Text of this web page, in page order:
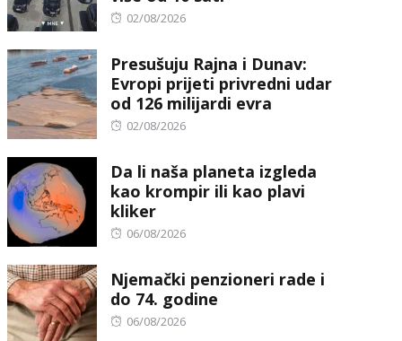
Posted
02/08/2026
Presušuju Rajna i Dunav:
Evropi prijeti privredni udar
od 126 milijardi evra
Posted
02/08/2026
Da li naša planeta izgleda
kao krompir ili kao plavi
kliker
Posted
06/08/2026
Njemački penzioneri rade i
do 74. godine
Posted
06/08/2026